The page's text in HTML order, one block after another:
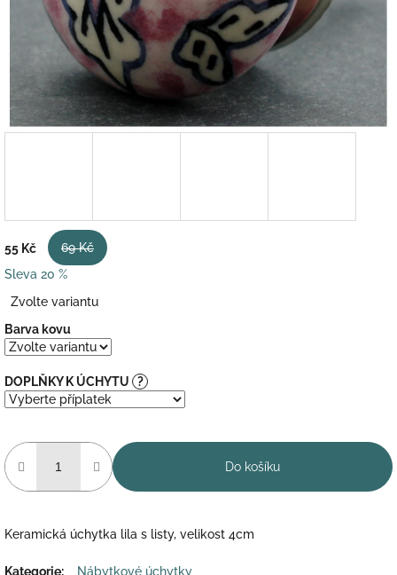
55 Kč
69 Kč
Sleva 20 %
cena:
Zvolte variantu
Barva kovu
DOPLŇKY K ÚCHYTU ?
Do košíku
Keramická úchytka lila s listy, velikost 4cm
Kategorie:
Nábytkové úchytky